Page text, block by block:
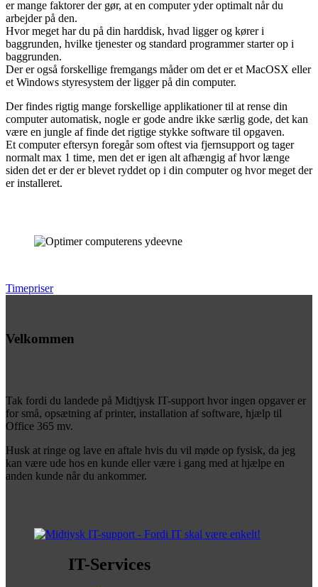
er mange faktorer der gør, at en computer yder optimalt når du
arbejder på den.
Hvor meget har du på din harddisk, hvad ligger og kører i
baggrunden, hvilke tjenester og standard programmer starter op i
baggrunden.
Der er også forskellige fremgangs måder om det er et MacOSX eller
et Windows styresystem der ligger på din computer.
Der findes rigtig mange forskellige applikationer til at rense din
computer automatisk, nogle er gode andre ikke særlig gode, det kan
være en jungle af finde det rigtige stykke software til opgaven.
Et computer eftersyn foregår som oftest via fjernsupport og tager
normalt max 1 time, men det er igen alt afhængig af hvor længe
siden det er der er blevet ryddet op i din computer og hvor meget der
er installeret.
Timepriser
Velkommen
Tak fordi du landede på Midtjysk IT-support hvor ingen opgaver er
for små, opsætning af printer, installation af software, hjælp til
Office 365 mv.
Husk at ringe og lave en aftale hvis du vil møde op fysisk, da jeg
kan være ude hos en kunde eller være i gang med at hjælpe en
anden kunde når du ankommer.
IT-Services